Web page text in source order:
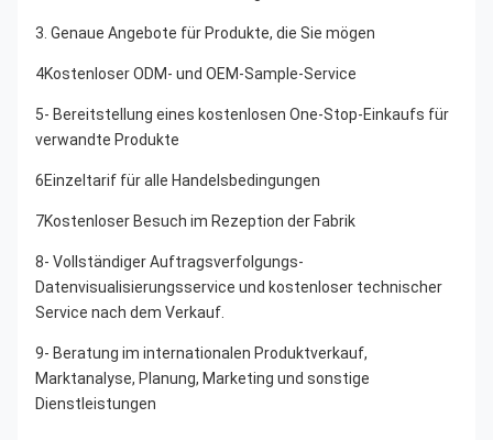
3. Genaue Angebote für Produkte, die Sie mögen
4Kostenloser ODM- und OEM-Sample-Service
5- Bereitstellung eines kostenlosen One-Stop-Einkaufs für
verwandte Produkte
6Einzeltarif für alle Handelsbedingungen
7Kostenloser Besuch im Rezeption der Fabrik
8- Vollständiger Auftragsverfolgungs-
Datenvisualisierungsservice und kostenloser technischer
Service nach dem Verkauf.
9- Beratung im internationalen Produktverkauf,
Marktanalyse, Planung, Marketing und sonstige
Dienstleistungen